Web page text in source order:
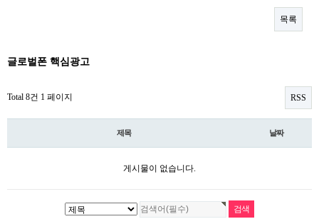
목록
글로벌폰 핵심광고
Total 8건 1 페이지 RSS
제목 날짜
게시물이 없습니다.